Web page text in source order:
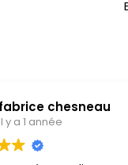
Anaïs
il y a 1 année